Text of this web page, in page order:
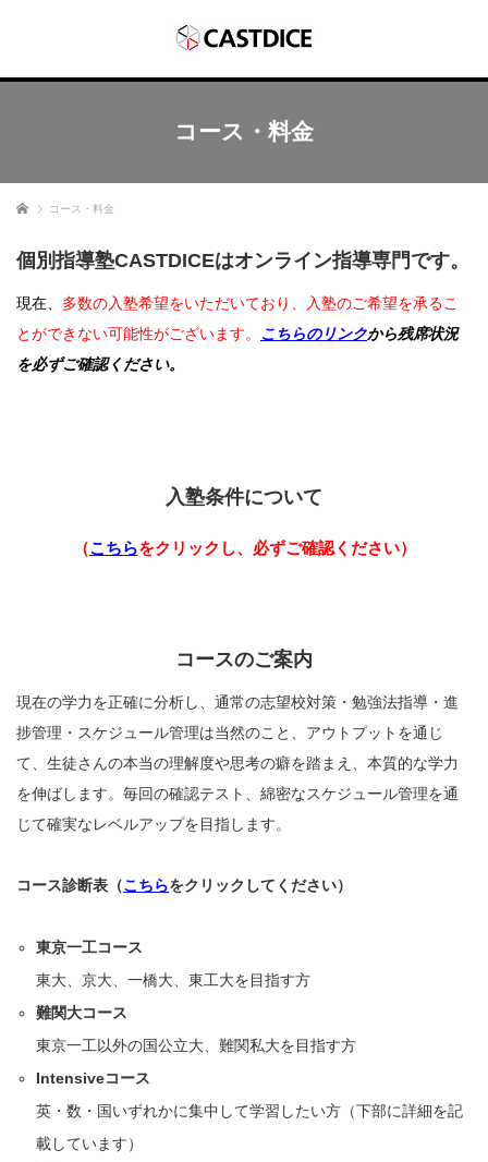
コース・料金
ホーム コース・料金
個別指導塾CASTDICEはオンライン指導専門 です。
現在、 多数の入塾希望をいただいており、入塾のご希望を承るこ
とができない可能性がございます。
こちらのリンクから残席状況
を必ずご確認ください。
入塾条件について
（こちらをクリックし、必ずご確認ください）
コースのご案内
現在の学力を正確に分析し、通常の志望校対策・勉強法指導・進
捗管理・スケジュール管理は当然のこと、アウトプットを通じ
て、生徒さんの本当の理解度や思考の癖を踏まえ、本質的な学力
を伸ばします。毎回の確認テスト、綿密なスケジュール管理を通
じて確実なレベルアップを目指します。
コース診断表（こちらをクリックしてください）
東京一工コース
東大、京大、一橋大、東工大を目指す方
難関大コース
東京一工以外の国公立大、難関私大を目指す方
Intensiveコース
英・数・国いずれかに集中して学習したい方（下部に詳細を記
載しています）